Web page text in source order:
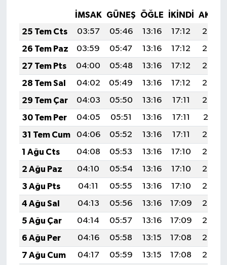
İMSAK GÜNEŞ ÖĞLE İKINDI
25 Tem Cts
03:57 05:46 13:16 17:12
20:36
26 Tem Paz
03:59 05:47 13:16 17:12
20:35
27 Tem Pts
04:00 05:48 13:16 17:12
20:34
28 Tem Sal
04:02 05:49 13:16 17:12
20:33
29 Tem Çar
04:03 05:50 13:16 17:11
20:32
30 Tem Per
04:05 05:51 13:16 17:11
20:31
31 Tem Cum
04:06 05:52 13:16 17:11
20:30
1 Ağu Cts
04:08 05:53 13:16 17:10
20:29
2 Ağu Paz
04:10 05:54 13:16 17:10
20:28
3 Ağu Pts
04:11 05:55 13:16 17:10
20:27
4 Ağu Sal
04:13 05:56 13:16 17:09
20:25
5 Ağu Çar
04:14 05:57 13:16 17:09
20:24
6 Ağu Per
04:16 05:58 13:15 17:08
20:23
7 Ağu Cum
04:17 05:59 13:15 17:08
20:22